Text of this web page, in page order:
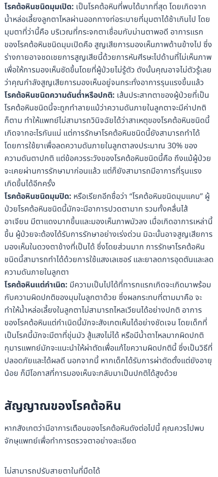
โรคต้อหินชนิดมุมเปิด: เป็นโรคต้อหินที่พบได้มากที่สุด โดยเกิดจาก
น้ำหล่อเลี้ยงลูกตาไหลผ่านออกทางท่อระบายที่มุมตาได้ช้าเกินไป โดย
มุมตาที่ว่านี้คือ บริเวณที่กระจกตาเชื่อมกับม่านตาพอดี อาการแรก
ของโรคต้อหินชนิดมุมเปิดคือ สูญเสียการมองเห็นภาพด้านข้างไป ซึ่ง
ร่างกายอาจชดเชยการสูญเสียนี้ด้วยการหันศีรษะไปด้านที่ไม่เห็นภาพ
เพื่อให้การมองเห็นชัดขึ้นโดยที่ผู้ป่วยไม่รู้ตัว ดังนั้นคุณอาจไม่ตัวรู้เลย
ว่าคุณกำลังสูญเสียการมองเห็นอยู่จนกระทั่งอาการรุนแรงขึ้นแล้ว
โรคต้อหินชนิดความดันต่ำหรือปกติ: เส้นประสาทตาของผู้ป่วยที่เป็น
โรคต้อหินชนิดนี้จะถูกทำลายแม้ว่าความดันภายในลูกตาจะมีค่าปกติ
ก็ตาม ทำให้แพทย์ไม่สามารถวินิจฉัยได้ว่าสาเหตุของโรคต้อหินชนิดนี้
เกิดจากอะไรกันแน่ แต่การรักษาโรคต้อหินชนิดนี้ยังสามารถทำได้
โดยการใช้ยาเพื่อลดความดันภายในลูกตาลงประมาณ 30% ของ
ความดันตาปกติ แต่ข้อควรระวังของโรคต้อหินชนิดนี้คือ ถึงแม้ผู้ป่วย
จะเคยผ่านการรักษามาก่อนแล้ว แต่ก็ยังสามารถมีอาการที่รุนแรง
เกิดขึ้นได้อีกครั้ง
โรคต้อหินชนิดมุมปิด: หรือเรียกอีกชื่อว่า “โรคต้อหินชนิดมุมแคบ” ผู้
ป่วยโรคต้อหินชนิดนี้มักจะมีอาการปวดตามาก รวมทั้งคลื่นไส้
อาเจียน มีตาแดงมากขึ้นและมองเห็นภาพมัวลง เมื่อเกิดอาการเหล่านี้
ขึ้น ผู้ป่วยจะต้องได้รับการรักษาอย่างเร่งด่วน มิฉะนั้นอาจสูญเสียการ
มองเห็นในดวงตาข้างที่เป็นได้ ซึ่งโดยส่วนมาก การรักษาโรคต้อหิน
ชนิดนี้สามารถทำได้ด้วยการใช้แสงเลเซอร์ และยาลดการอุดตันและลด
ความดันภายในลูกตา
โรคต้อหินแต่กำเนิด: มีความเป็นไปได้ที่ทารกแรกเกิดจะเกิดมาพร้อม
กับความผิดปกติของมุมในลูกตาด้วย ซึ่งผลกระทบที่ตามมาคือ จะ
ทำให้น้ำหล่อเลี้ยงในลูกตาไม่สามารถไหลเวียนได้อย่างปกติ อาการ
ของโรคต้อหินแต่กำเนิดนี้มักจะสังเกตเห็นได้อย่างชัดเจน โดยเด็กที่
เป็นโรคนี้มักจะมีตาที่ขุ่นมัว สู้แสงไม่ได้ หรือมีน้ำตาไหลมากผิดปกติ
กุมารแพทย์มักจะแนะนำให้ผ่าตัดเพื่อแก้ไขความผิดปกตินี้ ซึ่งเป็นวิธีที่
ปลอดภัยและได้ผลดี นอกจากนี้ หากเด็กได้รับการผ่าตัดตั้งแต่ยังอายุ
น้อย ก็มีโอกาสที่การมองเห็นจะกลับมาเป็นปกติได้สูงด้วย
สัญญาณของโรคต้อหิน
หากสังเกตว่ามีอาการเตือนของโรคต้อหินดังต่อไปนี้ คุณควรไปพบ
จักษุแพทย์เพื่อทำการตรวจตาอย่างละเอียด
ไม่สามารถปรับสายตาในที่มืดได้